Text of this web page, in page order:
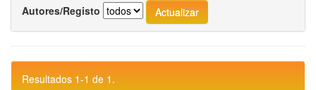
Autores/Registo
Resultados 1-1 de 1.